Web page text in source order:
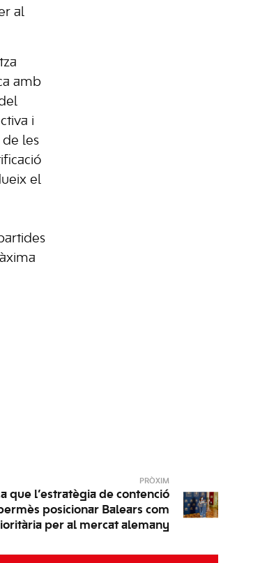
al
amb
i
les
el
PRÒXIM
que l’estratègia de contenció
posicionar Balears com
per al mercat alemany